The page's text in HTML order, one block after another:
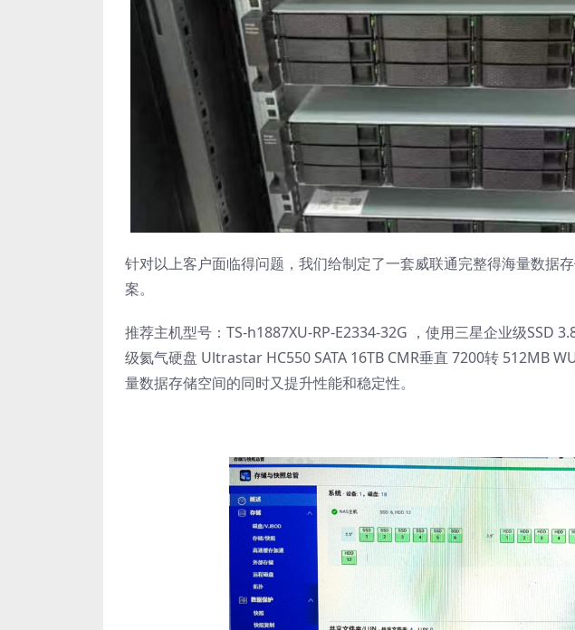
针对以上客户面临得问题，我们给制定了一套威联通完整得海量数据
案。
推荐主机型号：TS-h1887XU-RP-E2334-32G ，使用三星企业级SSD
级氦气硬盘 Ultrastar HC550 SATA 16TB CMR垂直 7200转 512MB
量数据存储空间的同时又提升性能和稳定性。